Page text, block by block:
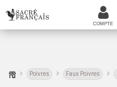
Poivres Faux Poivres